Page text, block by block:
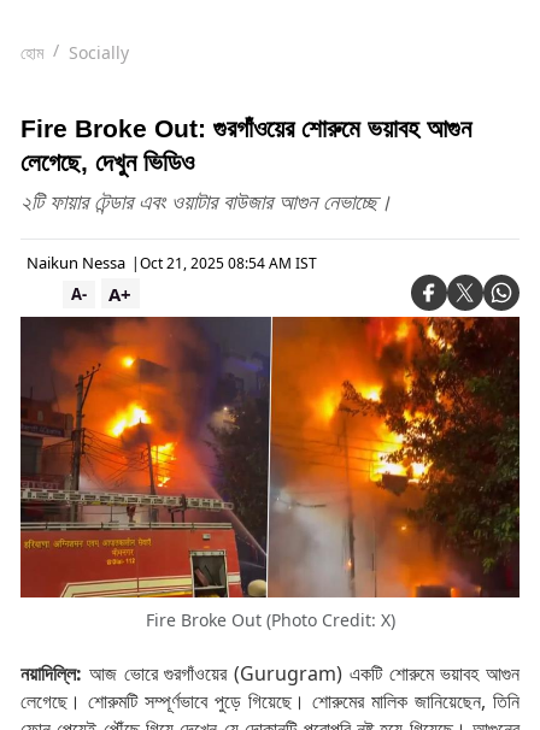
হোম Socially
Fire Broke Out: গুরগাঁওয়ের শোরুমে ভয়াবহ আগুন
লেগেছে, দেখুন ভিডিও
২টি ফায়ার টেন্ডার এবং ওয়াটার বাউজার আগুন নেভাচ্ছে।
Naikun Nessa |Oct 21, 2025 08:54 AM IST
A+
A-
Fire Broke Out (Photo Credit: X)
নয়াদিল্লি: আজ ভোরে গুরগাঁওয়ের (Gurugram) একটি শোরুমে ভয়াবহ আগুন
লেগেছে। শোরুমটি সম্পূর্ণভাবে পুড়ে গিয়েছে। শোরুমের মালিক জানিয়েছেন, তিনি